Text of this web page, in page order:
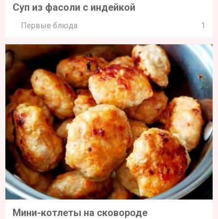
Суп из фасоли с индейкой
Первые блюда 1
Мини-котлеты на сковороде